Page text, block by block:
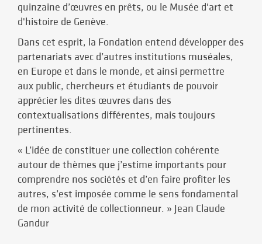
quinzaine d’œuvres en prêts, ou le Musée d'art et
d'histoire de Genève.
Dans cet esprit, la Fondation entend développer des
partenariats avec d’autres institutions muséales,
en Europe et dans le monde, et ainsi permettre
aux public, chercheurs et étudiants de pouvoir
apprécier les dites œuvres dans des
contextualisations différentes, mais toujours
pertinentes.
« L’idée de constituer une collection cohérente
autour de thèmes que j’estime importants pour
comprendre nos sociétés et d’en faire profiter les
autres, s’est imposée comme le sens fondamental
de mon activité de collectionneur. » Jean Claude
Gandur